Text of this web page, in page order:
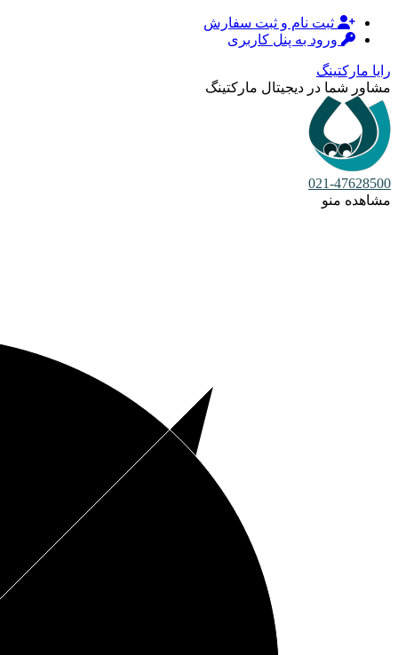
ثبت نام و ثبت سفارش
ورود به پنل کاربری
رایا مارکتینگ
مشاور شما در دیجیتال مارکتینگ
021-47628500
مشاهده منو